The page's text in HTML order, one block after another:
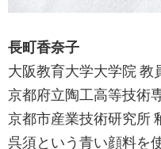
長町香奈子
大阪教育大学大学院 教
京都府立陶工高等技術
京都市産業技術研究所
呉須という青い顔料を